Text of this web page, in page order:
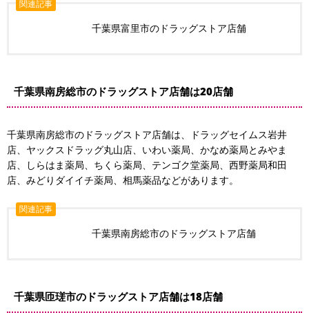
関連記事
千葉県富里市のドラッグストア店舗
千葉県南房総市のドラッグストア店舗は20店舗
千葉県南房総市のドラッグストア店舗は、ドラッグセイムス岩井
店、ヤックスドラッグ丸山店、いわい薬局、かなめ薬局とみやま
店、しらはま薬局、ちくら薬局、テンゴク堂薬局、西野薬局和田
店、みどりダイイチ薬局、相馬薬品などがあります。
関連記事
千葉県南房総市のドラッグストア店舗
千葉県匝瑳市のドラッグストア店舗は18店舗